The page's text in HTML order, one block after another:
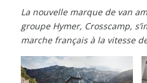
La nouvelle marque de van
groupe Hymer, Crosscamp,
marche français à la vitesse